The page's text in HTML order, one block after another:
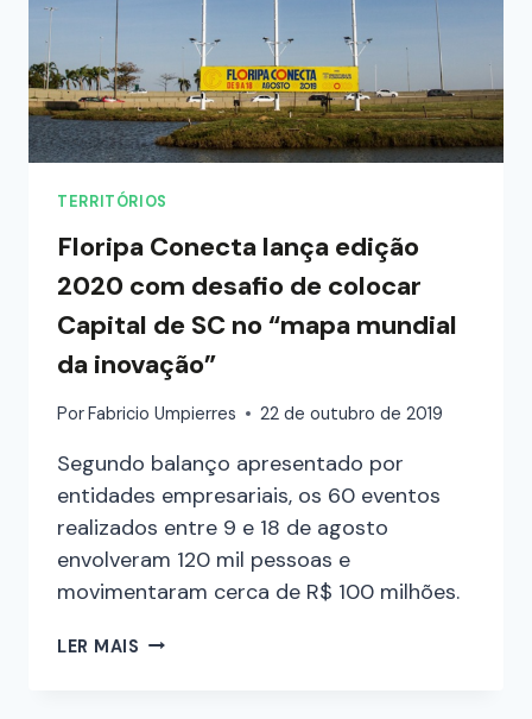
TERRITÓRIOS
Floripa Conecta lança edição
2020 com desafio de colocar
Capital de SC no “mapa mundial
da inovação”
PorFabricio Umpierres 22 de outubro de 2019
Segundo balanço apresentado por
entidades empresariais, os 60 eventos
realizados entre 9 e 18 de agosto
envolveram 120 mil pessoas e
movimentaram cerca de R$ 100 milhões.
LER MAIS